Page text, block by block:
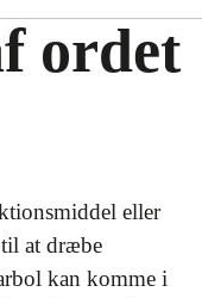
ordet
eller
at dræbe
kan komme i